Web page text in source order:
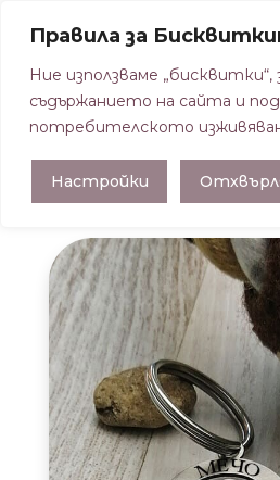
Правила за
Ние използваме „бисквитки“,
съдържанието на сайта и
потребителското
Настройки
Начална страница/
ДОМАШЕН ЛЮБИМЕЦ/
КАРАКАЧАНСКА ОВЧАРКА